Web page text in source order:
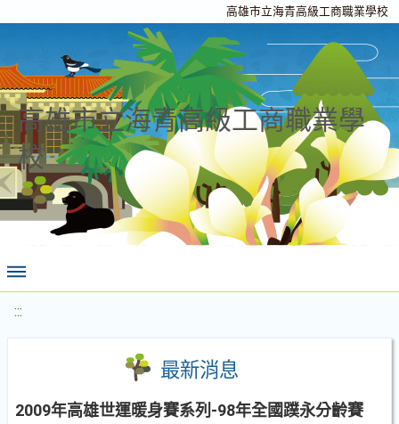
高雄市立海青高級工商職業學校
高雄市立海青高級工商職業學
校
:::
最新消息
2009年高雄世運暖身賽系列-98年全國蹼永分齡賽